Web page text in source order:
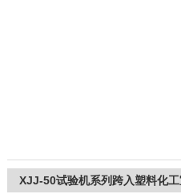
XJJ-50试验机系列跨入塑料化